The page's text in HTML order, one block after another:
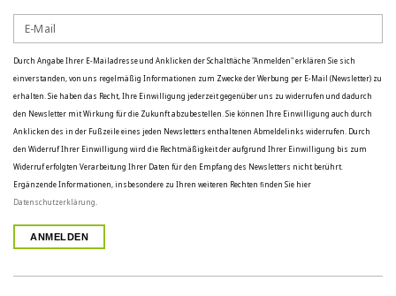
Durch Angabe Ihrer E-Mailadresse und Anklicken der Schaltfläche "Anmelden" erklären Sie sich
einverstanden, von uns regelmäßig Informationen zum Zwecke der Werbung per E-Mail (Newsletter) zu
erhalten. Sie haben das Recht, Ihre Einwilligung jederzeit gegenüber uns zu widerrufen und dadurch
den Newsletter mit Wirkung für die Zukunft abzubestellen. Sie können Ihre Einwilligung auch durch
Anklicken des in der Fußzeile eines jeden Newsletters enthaltenen Abmeldelinks widerrufen. Durch
den Widerruf Ihrer Einwilligung wird die Rechtmäßigkeit der aufgrund Ihrer Einwilligung bis zum
Widerruf erfolgten Verarbeitung Ihrer Daten für den Empfang des Newsletters nicht berührt.
Ergänzende Informationen, insbesondere zu Ihren weiteren Rechten finden Sie hier
Datenschutzerklärung